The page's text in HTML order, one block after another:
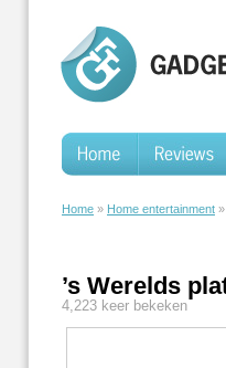
Home » Home entertainment
’s Werelds
4,223 keer bekeken